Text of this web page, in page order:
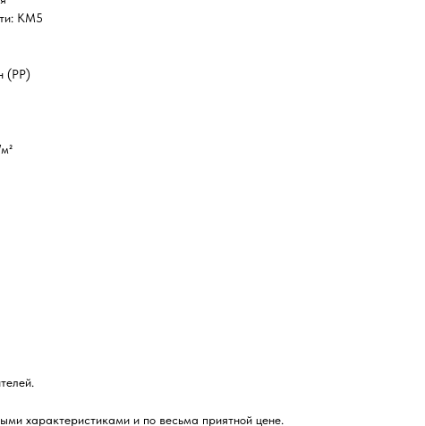
КМ5
(РР)
характеристиками и по весьма приятной цене.